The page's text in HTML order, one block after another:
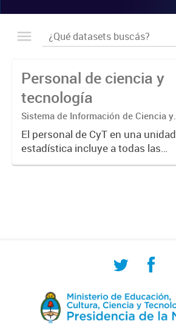
Personal de ciencia y
tecnología
Sistema de Información de Ciencia y
Tecnología Argentino (SICYTAR)
El personal de CyT en una unidad
estadística incluye a todas las
personas involucradas